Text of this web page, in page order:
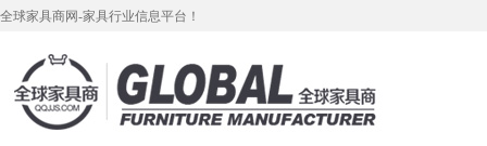
全球家具商网-家具行业信息平台！